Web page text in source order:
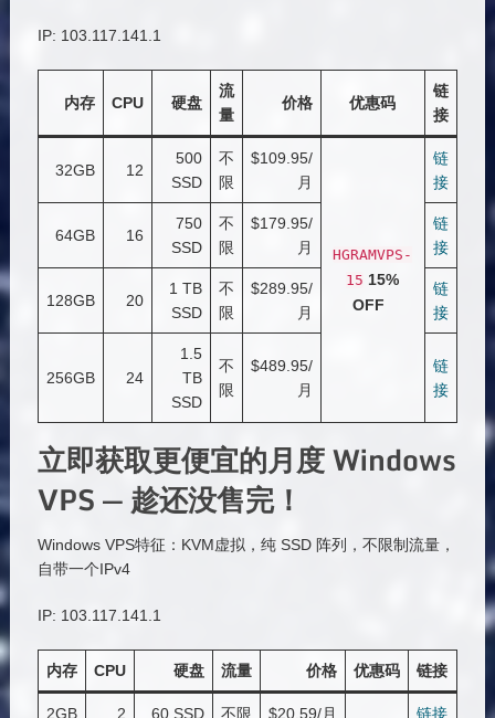
IP: 103.117.141.1
内存 CPU 硬盘
流
量
价格 优惠码
链
接
32GB 12
500
SSD
不
限
$109.95/
月
HGRAMVPS -
15 15%
OFF
链
接
64GB 16
750
SSD
不
限
$179.95/
月
链
接
128GB 20
1 TB
SSD
不
限
$289.95/
月
链
接
256GB 24
1.5
TB
SSD
不
限
$489.95/
月
链
接
立即获取更便宜的月度 Windows
VPS — 趁还没售完！
Windows VPS特征：KVM虚拟，纯 SSD 阵列，不限制流量，
自带一个IPv4
IP: 103.117.141.1
内存 CPU 硬盘 流量 价格 优惠码 链接
2GB 2 60 SSD 不限 $20.59/月 链接